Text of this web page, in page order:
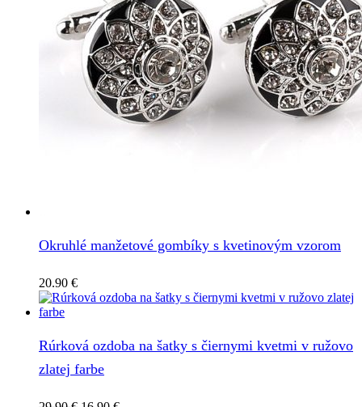
Okruhlé manžetové gombíky s kvetinovým vzorom
20.90 €
Rúrková ozdoba na šatky s čiernymi kvetmi v ružovo
zlatej farbe